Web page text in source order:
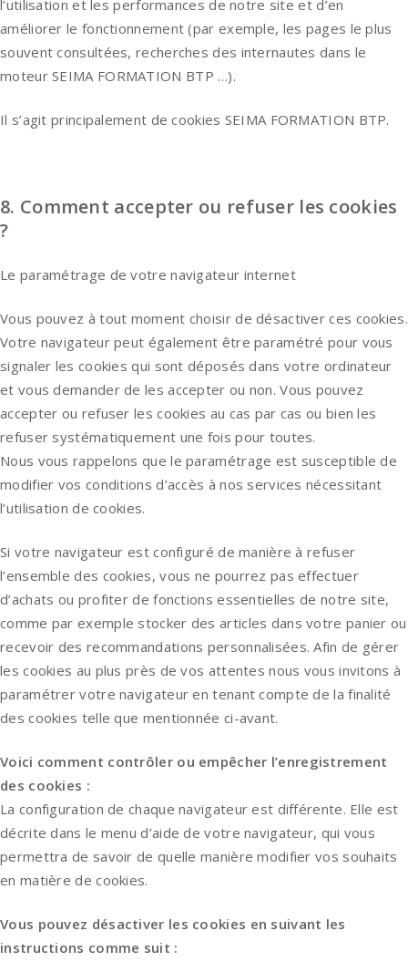
l’utilisation et les performances de notre site et d’en
améliorer le fonctionnement (par exemple, les pages le plus
souvent consultées, recherches des internautes dans le
moteur SEIMA FORMATION BTP …).
Il s’agit principalement de cookies SEIMA FORMATION BTP.
8. Comment accepter ou refuser les cookies
?
Le paramétrage de votre navigateur internet
Vous pouvez à tout moment choisir de désactiver ces cookies.
Votre navigateur peut également être paramétré pour vous
signaler les cookies qui sont déposés dans votre ordinateur
et vous demander de les accepter ou non. Vous pouvez
accepter ou refuser les cookies au cas par cas ou bien les
refuser systématiquement une fois pour toutes.
Nous vous rappelons que le paramétrage est susceptible de
modifier vos conditions d’accès à nos services nécessitant
l’utilisation de cookies.
Si votre navigateur est configuré de manière à refuser
l’ensemble des cookies, vous ne pourrez pas effectuer
d’achats ou profiter de fonctions essentielles de notre site,
comme par exemple stocker des articles dans votre panier ou
recevoir des recommandations personnalisées. Afin de gérer
les cookies au plus près de vos attentes nous vous invitons à
paramétrer votre navigateur en tenant compte de la finalité
des cookies telle que mentionnée ci-avant.
Voici comment contrôler ou empêcher l’enregistrement
des cookies :
La configuration de chaque navigateur est différente. Elle est
décrite dans le menu d’aide de votre navigateur, qui vous
permettra de savoir de quelle manière modifier vos souhaits
en matière de cookies.
Vous pouvez désactiver les cookies en suivant les
instructions comme suit :